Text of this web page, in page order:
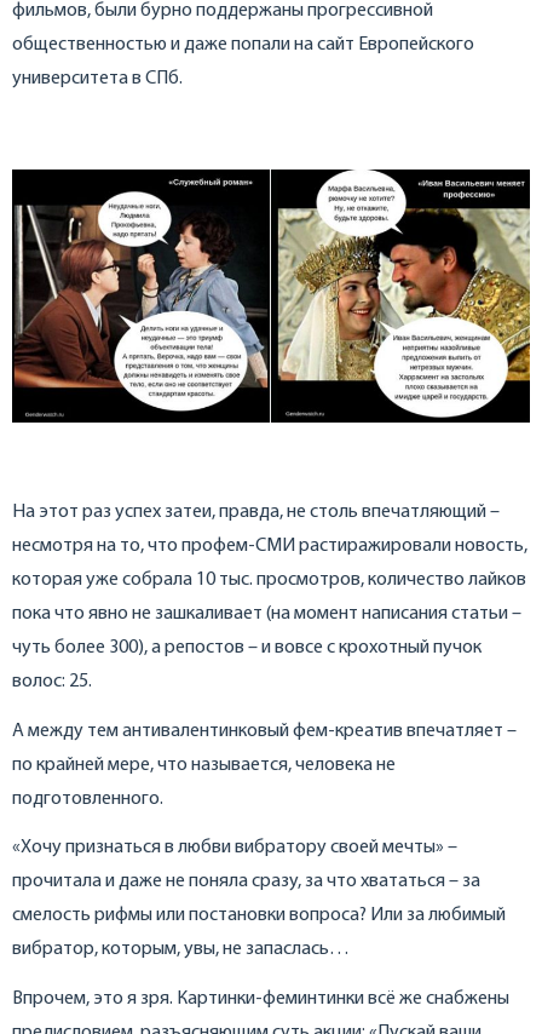
фильмов, были бурно поддержаны прогрессивной
общественностью и даже попали на сайт Европейского
университета в СПб.
На этот раз успех затеи, правда, не столь впечатляющий –
несмотря на то, что профем-СМИ растиражировали новость,
которая уже собрала 10 тыс. просмотров, количество лайков
пока что явно не зашкаливает (на момент написания статьи –
чуть более 300), а репостов – и вовсе с крохотный пучок
волос: 25.
А между тем антивалентинковый фем-креатив впечатляет –
по крайней мере, что называется, человека не
подготовленного.
«Хочу признаться в любви вибратору своей мечты» –
прочитала и даже не поняла сразу, за что хвататься – за
смелость рифмы или постановки вопроса? Или за любимый
вибратор, которым, увы, не запаслась…
Впрочем, это я зря. Картинки-феминтинки всё же снабжены